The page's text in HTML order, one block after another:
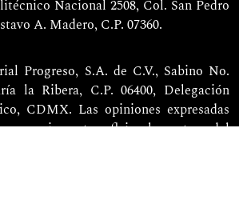
Nacional 2508, Col. San Pedro
A. Madero, C.P. 07360.
Progreso, S.A. de C.V., Sabino No.
la Ribera, C.P. 06400, Delegación
CDMX. Las opiniones expresadas
reflejan la postura del